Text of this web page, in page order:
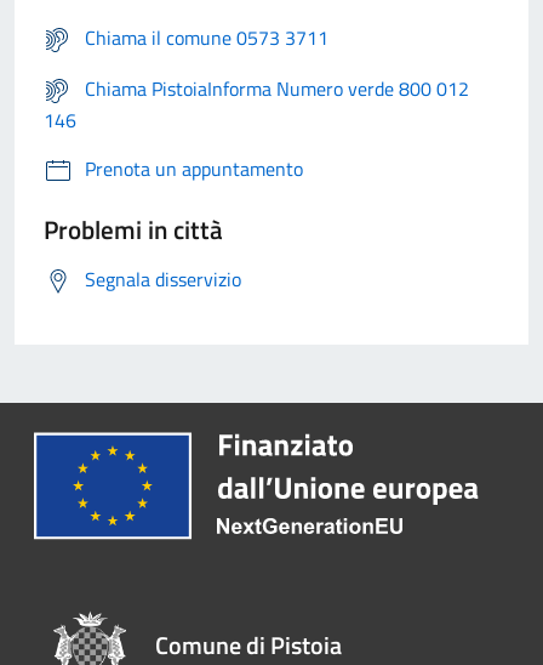
Chiama il comune 0573 3711
Chiama PistoiaInforma Numero verde 800 012
146
Prenota un appuntamento
Problemi in città
Segnala disservizio
Comune di Pistoia